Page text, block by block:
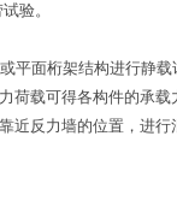
验。
平面桁架结构进行静载
荷载可得各构件的承载
近反力墙的位置，进行